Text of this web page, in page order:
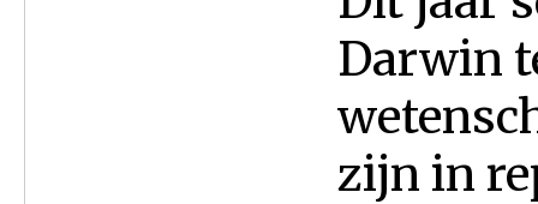
Darwin
zijn in